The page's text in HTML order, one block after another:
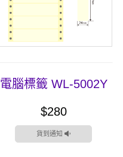
電腦標籤 WL-5002Y
$280
貨到通知